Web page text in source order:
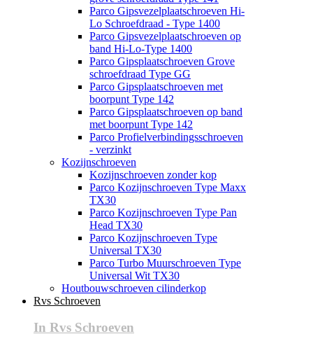
Parco Gipsvezelplaatschroeven Hi-
Lo Schroefdraad - Type 1400
Parco Gipsvezelplaatschroeven op
band Hi-Lo-Type 1400
Parco Gipsplaatschroeven Grove
schroefdraad Type GG
Parco Gipsplaatschroeven met
boorpunt Type 142
Parco Gipsplaatschroeven op band
met boorpunt Type 142
Parco Profielverbindingsschroeven
- verzinkt
Kozijnschroeven
Kozijnschroeven zonder kop
Parco Kozijnschroeven Type Maxx
TX30
Parco Kozijnschroeven Type Pan
Head TX30
Parco Kozijnschroeven Type
Universal TX30
Parco Turbo Muurschroeven Type
Universal Wit TX30
Houtbouwschroeven cilinderkop
Rvs Schroeven
In Rvs Schroeven